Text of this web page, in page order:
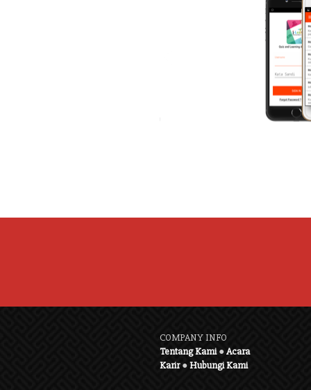
COMPANY INFO
Tentang Kami●Acara
Karir●Hubungi Kami